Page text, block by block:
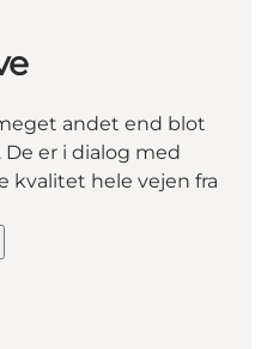
andet end blot
er i dialog med
kvalitet hele vejen fra
on_map